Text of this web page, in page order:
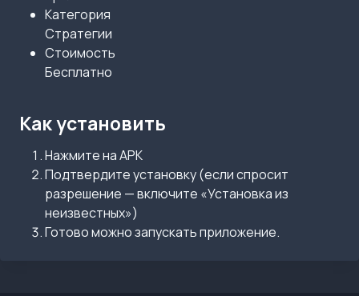
Категория
Стратегии
Стоимость
Бесплатно
Как установить
Нажмите на APK
Подтвердите установку (если спросит
разрешение — включите «Установка из
неизвестных»)
Готово можно запускать приложение.